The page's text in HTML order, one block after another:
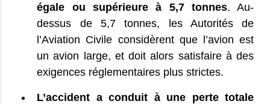
égale ou supérieure à 5,7 tonnes. Au-
dessus de 5,7 tonnes, les Autorités de
l’Aviation Civile considèrent que l’avion est
un avion large, et doit alors satisfaire à des
exigences réglementaires plus strictes.
L’accident a conduit à une perte totale